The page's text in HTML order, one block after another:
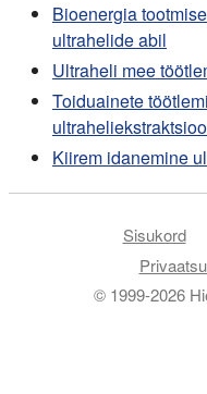
Bioenergia
ultrahelide abil
Ultraheli mee
Toiduainete
Kiirem idanemine
Sisukord
© 1999-2026